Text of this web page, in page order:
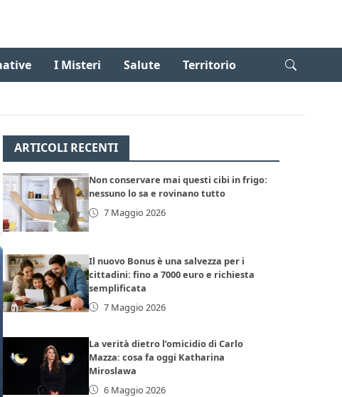
I Misteri Salute Territorio
ARTICOLI RECENTI
Non conservare mai questi cibi in frigo:
nessuno lo sa e rovinano tutto
7 Maggio 2026
Il nuovo Bonus è una salvezza per i
cittadini: fino a 7000 euro e richiesta
semplificata
7 Maggio 2026
La verità dietro l’omicidio di Carlo
Mazza: cosa fa oggi Katharina
Miroslawa
6 Maggio 2026